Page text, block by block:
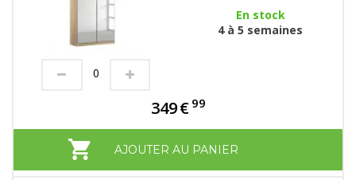
En stock
4 à 5 semaines
349€ 99
AJOUTER AU PANIER